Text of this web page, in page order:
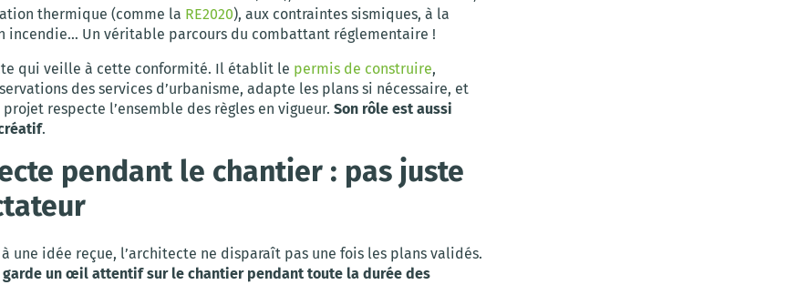
thermique (comme la RE2020), aux contraintes sismiques, à la
incendie… Un véritable parcours du combattant réglementaire !
qui veille à cette conformité. Il établit le permis de construire,
des services d’urbanisme, adapte les plans si nécessaire, et
respecte l’ensemble des règles en vigueur. Son rôle est aussi
.
pendant le chantier : pas juste
une idée reçue, l’architecte ne disparaît pas une fois les plans validés.
un œil attentif sur le chantier pendant toute la durée des